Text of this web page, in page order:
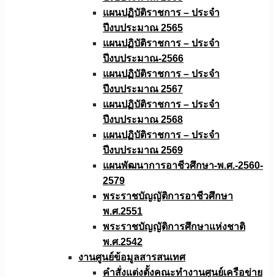
แผนปฏิบัติราชการ – ประจำ
ปีงบประมาณ 2565
แผนปฏิบัติราชการ – ประจำ
ปีงบประมาณ-2566
แผนปฏิบัติราชการ – ประจำ
ปีงบประมาณ 2567
แผนปฏิบัติราชการ – ประจำ
ปีงบประมาณ 2568
แผนปฏิบัติราชการ – ประจำ
ปีงบประมาณ 2569
แผนพัฒนาการอาชีวศึกษา-พ.ศ.-2560-
2579
พระราชบัญญัติการอาชีวศึกษา
พ.ศ.2551
พระราชบัญญัติการศึกษาแห่งชาติ
พ.ศ.2542
งานศูนย์ข้อมูลสารสนเทศ
คำสั่งแต่งตั้งคณะทำงานศูนย์เครือข่าย